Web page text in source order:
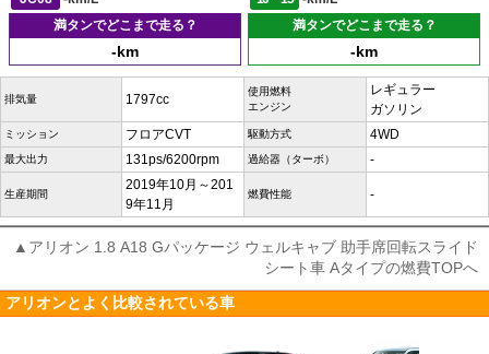
満タンでどこまで走る？
-km
満タンでどこまで走る？
-km
排気量 1797cc
使用燃料
エンジン
レギュラー
ガソリン
ミッション フロアCVT 駆動方式 4WD
最大出力 131ps/6200rpm 過給器（ターボ） -
生産期間
2019年10月～201
9年11月
燃費性能 -
▲アリオン 1.8 A18 Gパッケージ ウェルキャブ 助手席回転スライド
シート車 Aタイプの燃費TOPへ
アリオンとよく比較されている車